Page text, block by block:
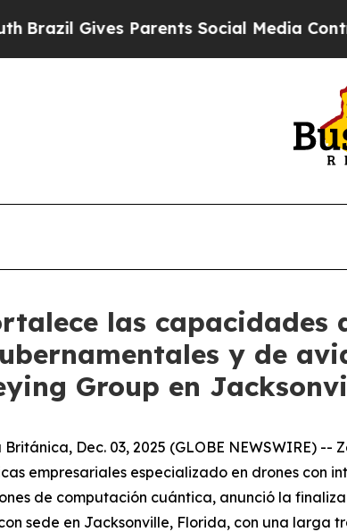
Parents Social Media Controls for
las
y de
Group en
Británica, Dec. 03, 2025 (GLOBE NEWSWIRE)
empresariales especializado en drones con
de computación cuántica, anunció la
sede en Jacksonville, Florida, con una